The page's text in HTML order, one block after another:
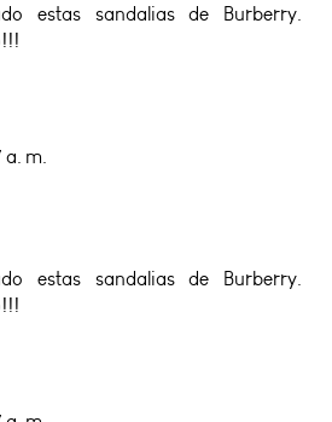
estas sandalias de Burberry.
a. m.
estas sandalias de Burberry.